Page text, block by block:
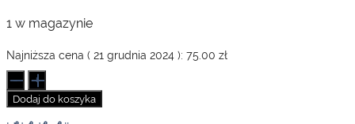
wynosiła:wynosi:
1 w magazynie
Najniższa cena ( 21 grudnia 2024 ): 75.00 zł
ilość
Greeting
Card
Dodaj do koszyka